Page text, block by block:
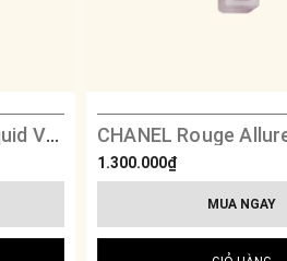
CHANEL Rouge Allure Liquid Velvet - 236 Ensorcelante
1.300.000₫
MUA NGAY